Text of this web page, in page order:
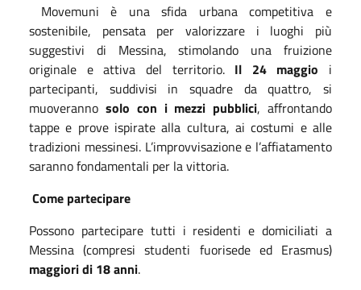
Movemuni è una sfida urbana competitiva e
sostenibile, pensata per valorizzare i luoghi più
suggestivi di Messina, stimolando una fruizione
originale e attiva del territorio. Il 24 maggio i
partecipanti, suddivisi in squadre da quattro, si
muoveranno solo con i mezzi pubblici, affrontando
tappe e prove ispirate alla cultura, ai costumi e alle
tradizioni messinesi. L’improvvisazione e l’affiatamento
saranno fondamentali per la vittoria.
Come partecipare
Possono partecipare tutti i residenti e domiciliati a
Messina (compresi studenti fuorisede ed Erasmus)
maggiori di 18 anni.